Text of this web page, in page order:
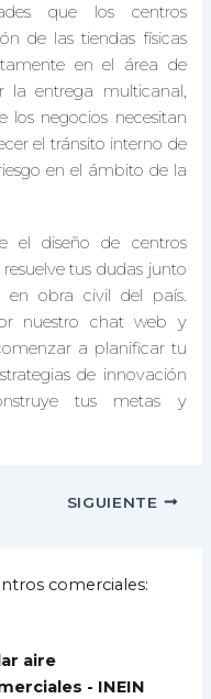
que los centros
de las tiendas físicas
en el área de
la entrega multicanal,
los negocios necesitan
el tránsito interno de
en el ámbito de la
el diseño de centros
tus dudas junto
en obra civil del país.
nuestro chat web y
a planificar tu
de innovación
tus metas y
SIGUIENTE
comerciales:
aire
- INEIN